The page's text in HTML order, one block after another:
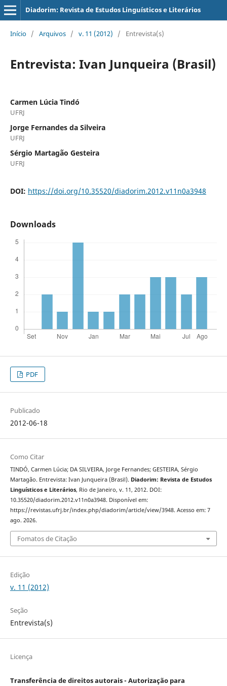
Diadorim: Revista de Estudos Linguísticos e Literários
Início / Arquivos / v. 11 (2012) / Entrevista(s)
Entrevista: Ivan Junqueira (Brasil)
Carmen Lúcia Tindó
UFRJ
Jorge Fernandes da Silveira
UFRJ
Sérgio Martagão Gesteira
UFRJ
DOI: https://doi.org/10.35520/diadorim.2012.v11n0a3948
Downloads
PDF
Publicado
2012-06-18
Como Citar
TINDÓ, Carmen Lúcia; DA SILVEIRA, Jorge Fernandes; GESTEIRA, Sérgio
Martagão. Entrevista: Ivan Junqueira (Brasil). Diadorim: Revista de Estudos
Linguísticos e Literários, Rio de Janeiro, v. 11, 2012. DOI:
10.35520/diadorim.2012.v11n0a3948. Disponível em:
https://revistas.ufrj.br/index.php/diadorim/article/view/3948. Acesso em: 7
ago. 2026.
Fomatos de Citação
Edição
v. 11 (2012)
Seção
Entrevista(s)
Licença
Transferência de direitos autorais - Autorização para